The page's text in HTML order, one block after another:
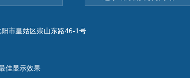
市皇姑区崇山东路46-1号
佳显示效果